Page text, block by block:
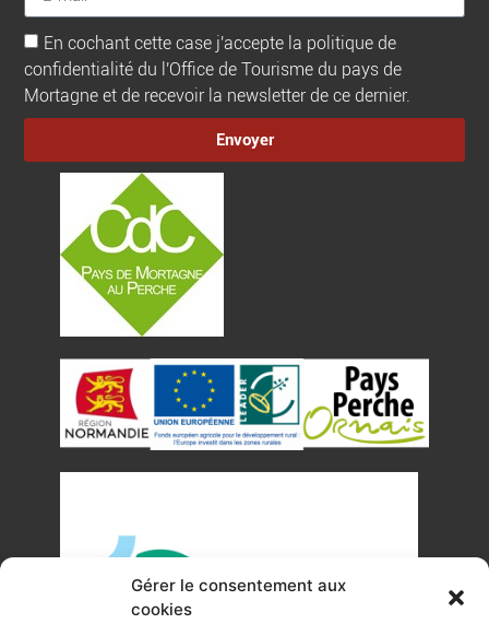
Gérer le consentement aux
cookies
En cochant cette case j'accepte la politique de
confidentialité du l'Office de Tourisme du pays de
Mortagne et de recevoir la newsletter de ce dernier.
Envoyer